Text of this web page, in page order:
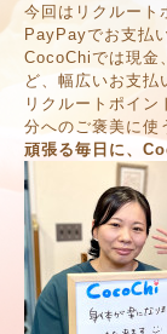
今回はリクルート
PayPayでお支払い
CocoChiでは現金
ど、幅広いお支払
リクルートポイ
分へのご褒美に使
頑張る毎日に、